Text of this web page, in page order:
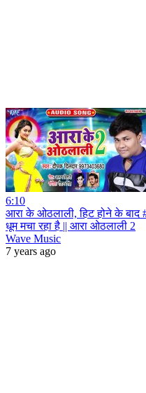
6:10
आरा के ओठलाली, हिट होने के बाद
धूम मचा रहा है || आरा ओठलाली 2
Wave Music
7 years ago